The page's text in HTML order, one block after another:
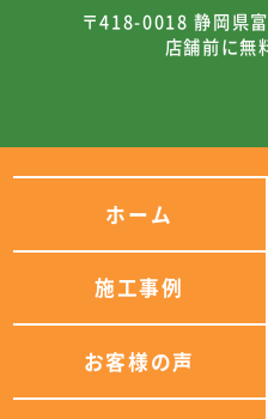
〒418-0018 静岡県
店舗前に無
ホーム
施工事例
お客様の声